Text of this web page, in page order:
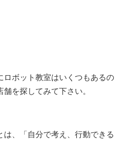
ロボット教室はいくつもあるの
を探してみて下さい。
は、「自分で考え、行動できる